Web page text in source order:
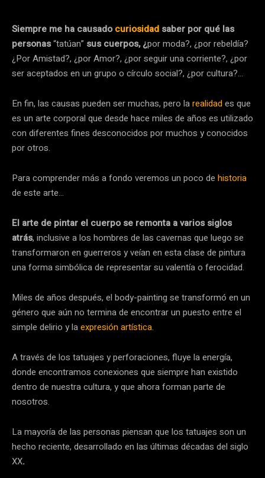
Siempre me ha causadocuriosidad saber por qué las
personas“tatúan” sus cuerpos, ¿por moda?, ¿por rebeldía?
¿Por Amistad?, ¿por Amor?, ¿por seguir una corriente?, ¿por
ser aceptados en un grupo o círculo social?, ¿por cultura?…
En fin, las causas pueden ser muchas, pero larealidades que
es un arte corporal que desde hace miles de años es utilizado
con diferentes fines desconocidos por muchos y conocidos
por otros.
Para comprender más a fondo veremos un poco de historia
de este arte…
El arte de pintar el cuerpo se remonta a varios siglos
atrás, inclusive a los hombres de las cavernas que luego se
transformaron en guerreros y veían en esta clase de pintura
una forma simbólica de representar su valentía o ferocidad.
Miles de años después, el body-painting se transformó en un
género que aún no termina de encontrar un puesto entre el
simple delirio y laexpresión artística.
A través de los tatuajes y perforaciones, fluye la energía,
donde encontramos conexiones que siempre han existido
dentro de nuestra cultura, y que ahora forman parte de
nosotros.
La mayoría de las personas piensan que los tatuajes son un
hecho reciente, desarrollado en las últimas décadas del siglo
XX.